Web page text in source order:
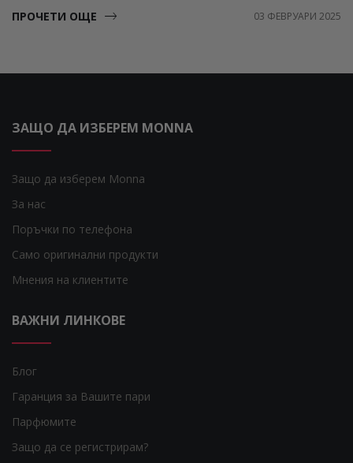
ПРОЧЕТИ ОЩЕ 03 ФЕВРУАРИ 2025
ЗАЩО ДА ИЗБЕРЕМ MONNA
Защо да изберем Monna
За нас
Поръчки по телефона
Само оригинални продукти
Мнения на клиентите
ВАЖНИ ЛИНКОВЕ
Блог
Гаранция за Вашите пари
Парфюмите
Защо да се регистрирам?